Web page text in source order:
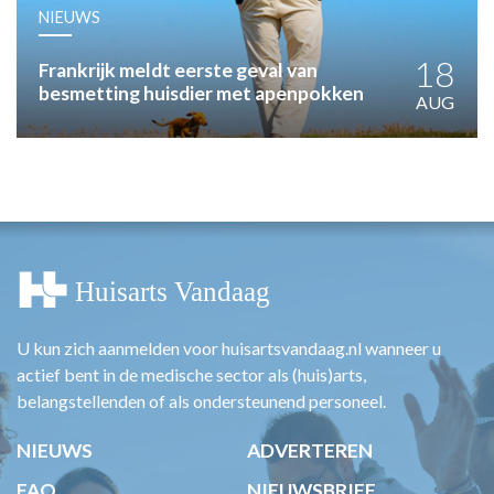
PRAKTIJKZAKEN
TARIEVEN
VPHUISARTSEN
MEDISCHE VAKHANDEL
NIEUWS
Frankrijk meldt eerste geval van
besmetting huisdier met apenpokken
18
AUG
U kun zich aanmelden voor huisartsvandaag.nl wanneer u
actief bent in de medische sector als (huis)arts,
belangstellenden of als ondersteunend personeel.
NIEUWS
ADVERTEREN